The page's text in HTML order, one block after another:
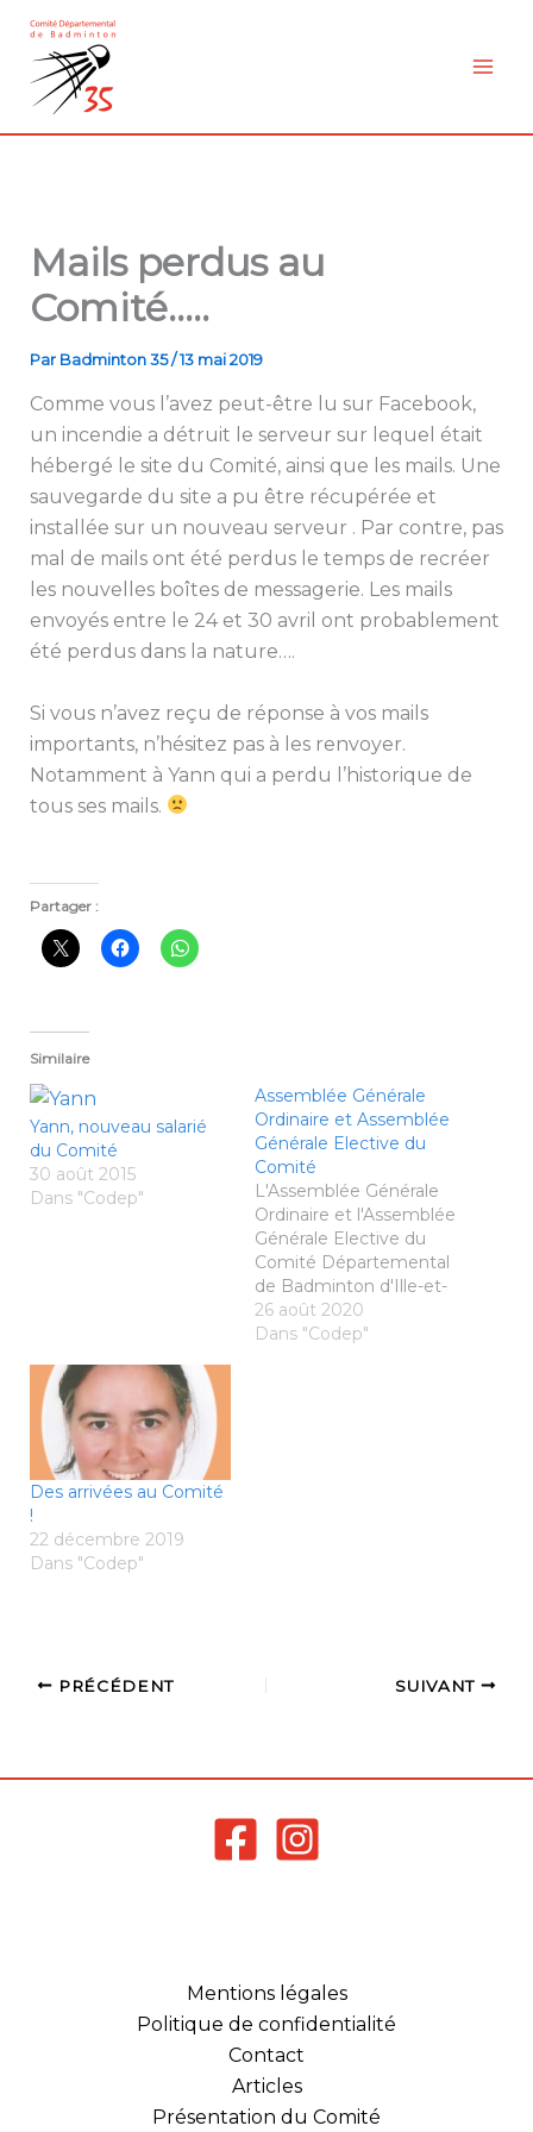
contenu
Mails perdus au
Comité…..
Par Badminton 35/13 mai 2019
Comme vous l’avez peut-être lu sur Facebook,
un incendie a détruit le serveur sur lequel était
hébergé le site du Comité, ainsi que les mails. Une
sauvegarde du site a pu être récupérée et
installée sur un nouveau serveur . Par contre, pas
mal de mails ont été perdus le temps de recréer
les nouvelles boîtes de messagerie. Les mails
envoyés entre le 24 et 30 avril ont probablement
été perdus dans la nature….
Si vous n’avez reçu de réponse à vos mails
importants, n’hésitez pas à les renvoyer.
Notamment à Yann qui a perdu l’historique de
tous ses mails.
Partager :
Similaire
Yann, nouveau salarié
du Comité
30 août 2015
Dans "Codep"
Assemblée Générale
Ordinaire et Assemblée
Générale Elective du
Comité
L'Assemblée Générale
Ordinaire et l'Assemblée
Générale Elective du
Comité Départemental
de Badminton d'Ille-et-
Vilaine auront lieu le
samedi 12 septembre à
26 août 2020
Dans "Codep"
Des arrivées au Comité
!
22 décembre 2019
Dans "Codep"
PRÉCÉDENT SUIVANT
Mentions légales
Politique de confidentialité
Contact
Articles
Présentation du Comité